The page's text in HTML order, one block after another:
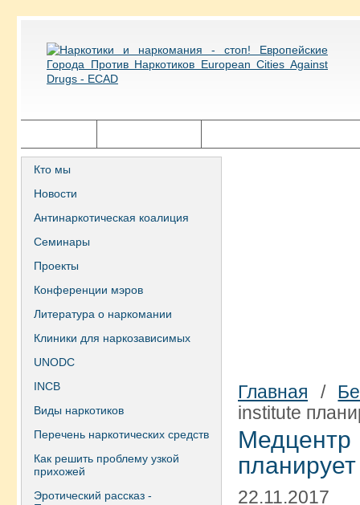
Кто мы
Новости
Антинаркотическая коалиция
Семинары
Проекты
Конференции мэров
Литература о наркомании
Клиники для наркозависимых
UNODC
INCB
Виды наркотиков
Перечень наркотических средств
Как решить проблему узкой
прихожей
Эротический рассказ -
Главная /
institute
22.11.2017